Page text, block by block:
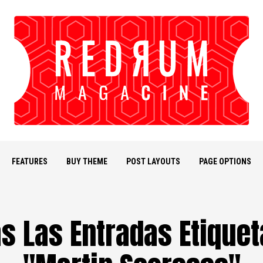
FEATURES BUY THEME POST LAYOUTS PAGE OPTIONS
Las Entradas